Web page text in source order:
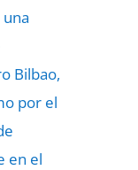
Bilbao,
por el
en el